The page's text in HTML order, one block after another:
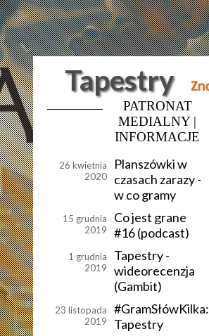
Tapestry
PATRONAT
MEDIALNY |
INFORMACJE
26 kwietnia
2020
Planszówki w
czasach zarazy -
w co gramy
15 grudnia
2019
Co jest grane
#16 (podcast)
1 grudnia
2019
Tapestry -
wideorecenzja
(Gambit)
23 listopada
2019
#GramSłówKilka:
Tapestry